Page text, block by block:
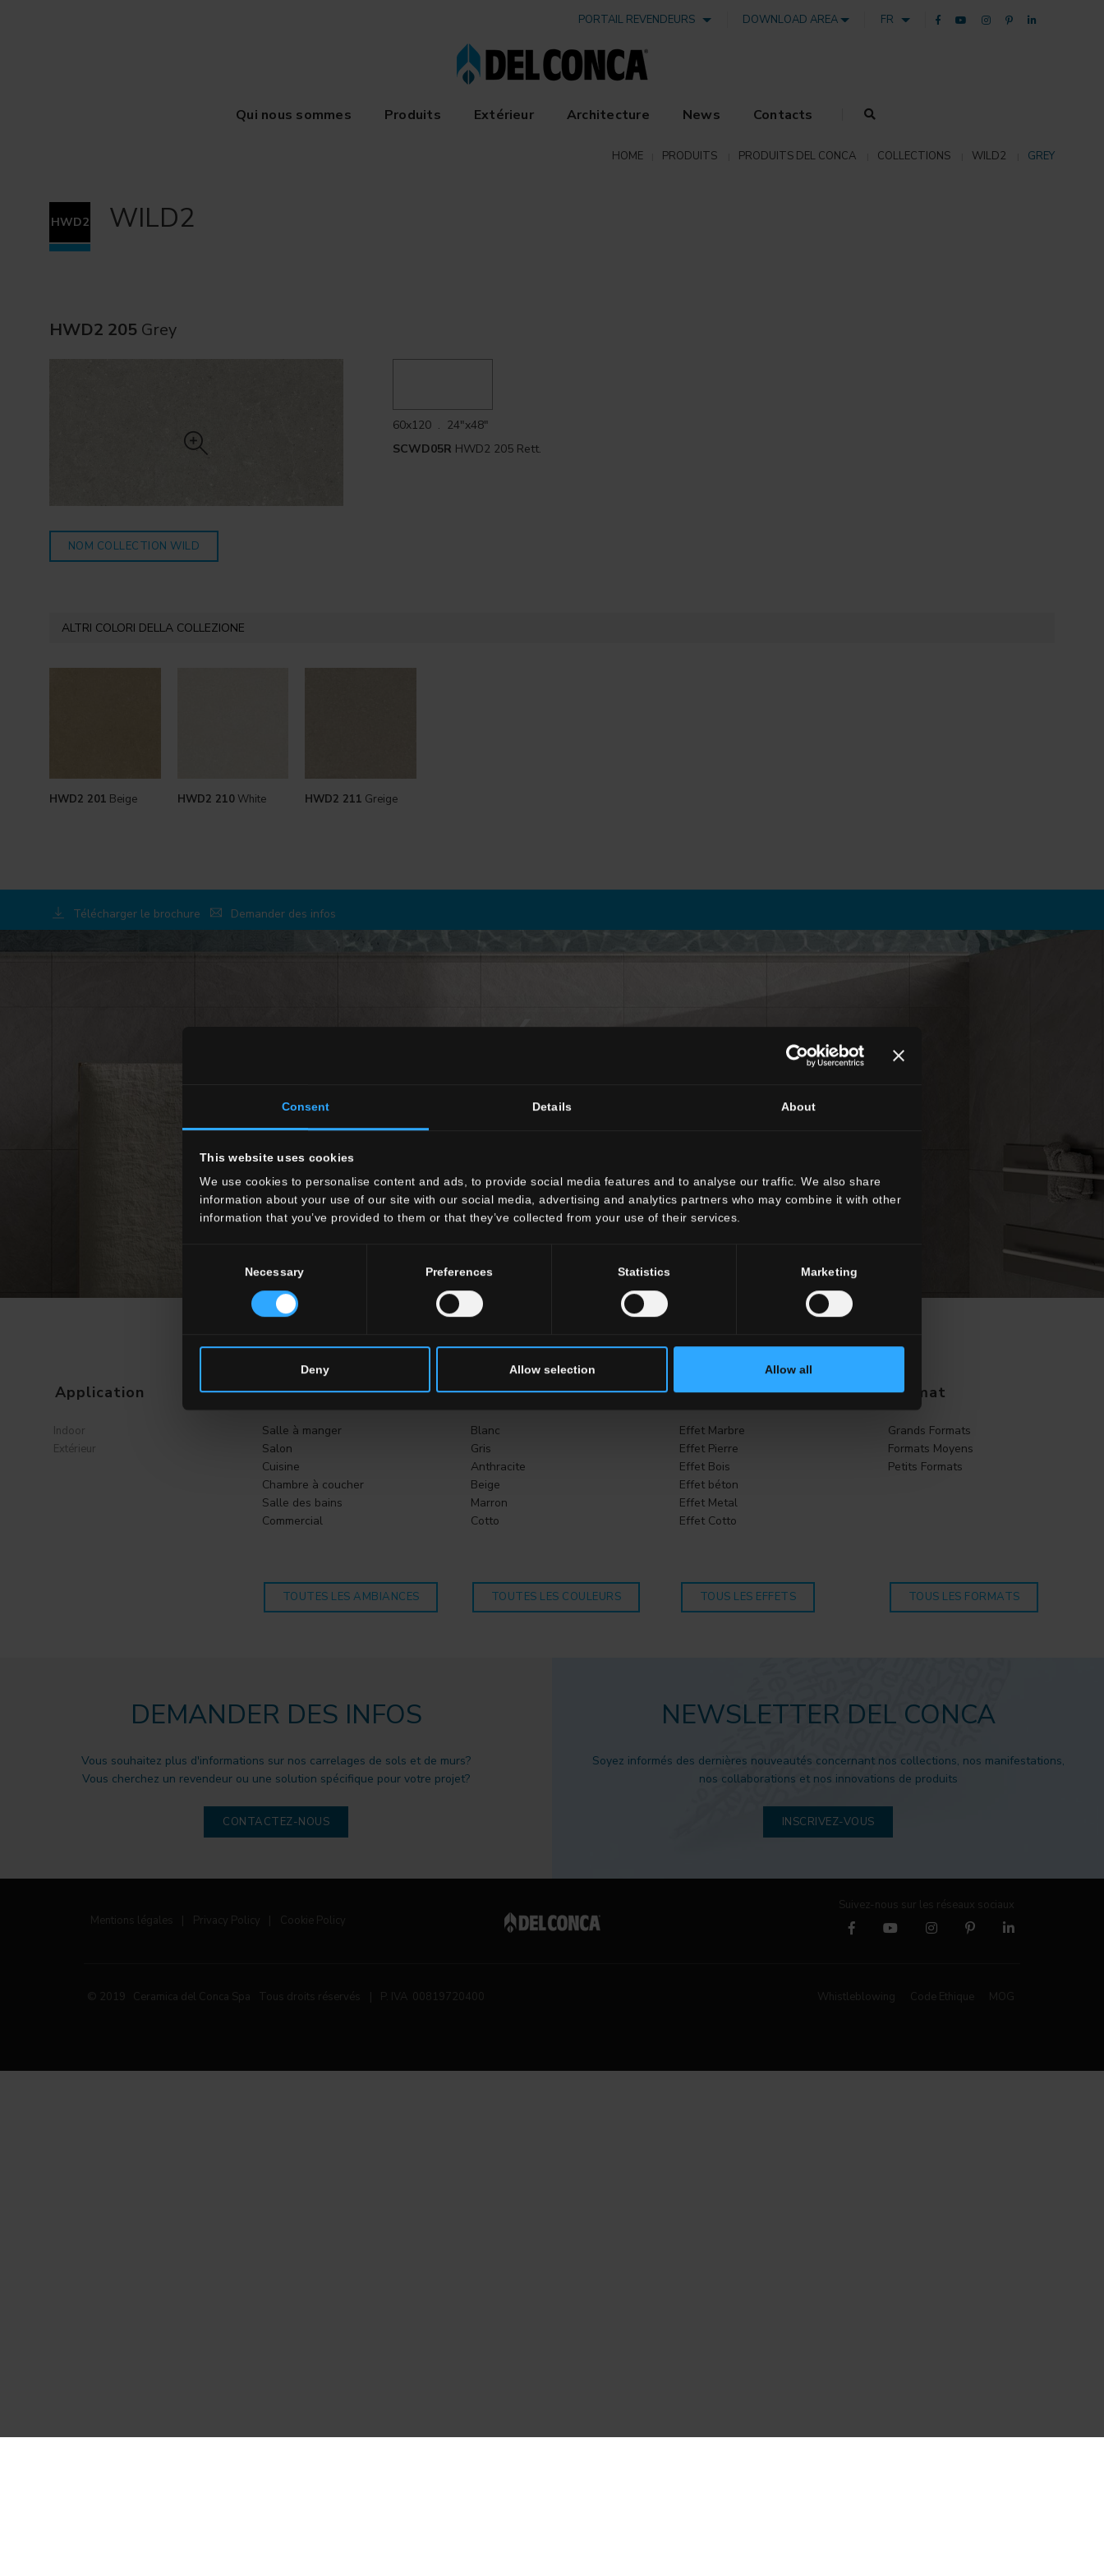
Consent Details About
This website uses cookies
We use cookies to personalise content and ads, to provide social media features and to analyse our traffic. We also share
information about your use of our site with our social media, advertising and analytics partners who may combine it with other
information that you’ve provided to them or that they’ve collected from your use of their services.
Necessary Preferences Statistics Marketing
Deny Allow selection Allow all
PORTAIL REVENDEURS DOWNLOAD AREA FR
Qui nous sommes Produits Extérieur Architecture News Contacts
HOME PRODUITS PRODUITS DEL CONCA COLLECTIONS WILD2 GREY
HWD2 WILD2
HWD2 205 Grey
NOM COLLECTION WILD
60x120 . 24"x48"
SCWD05R HWD2 205 Rett.
ALTRI COLORI DELLA COLLEZIONE
HWD2 201 Beige HWD2 210White HWD2 211 Greige
Télécharger le brochure Demander des infos
DÉCOUVREZ TOUTES LES COLLECTIONS OUTDOOR
CHOISISSEZ UNE COLLECTION POUR
Application
Indoor
Extérieur
Ambiance
Salle à manger
Salon
Cuisine
Chambre à coucher
Salle des bains
Commercial
TOUTES LES AMBIANCES
Couleur
Blanc
Gris
Anthracite
Beige
Marron
Cotto
TOUTES LES COULEURS
Effet
Effet Marbre
Effet Pierre
Effet Bois
Effet béton
Effet Metal
Effet Cotto
TOUS LES EFFETS
Format
Grands Formats
Formats Moyens
Petits Formats
TOUS LES FORMATS
DEMANDER DES INFOS
Vous souhaitez plus d'informations sur nos carrelages de sols et de murs?
Vous cherchez un revendeur ou une solution spécifique pour votre projet?
CONTACTEZ-NOUS
NEWSLETTER DEL CONCA
Soyez informés des dernières nouveautés concernant nos collections, nos manifestations,
nos collaborations et nos innovations de produits
INSCRIVEZ-VOUS
Mentions légales Privacy Policy Cookie Policy
Suivez-nous sur les réseaux sociaux
© 2019 Ceramica del Conca Spa Tous droits réservés P. IVA 00819720400 Whistleblowing Code Ethique MOG